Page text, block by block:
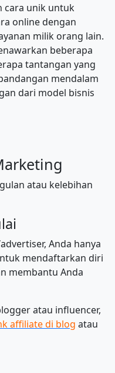
cara unik untuk
online dengan
milik orang lain.
beberapa
tantangan yang
mendalam
dari model bisnis
atau kelebihan
Anda hanya
mendaftarkan diri
membantu Anda
atau influencer,
affiliate di blog atau